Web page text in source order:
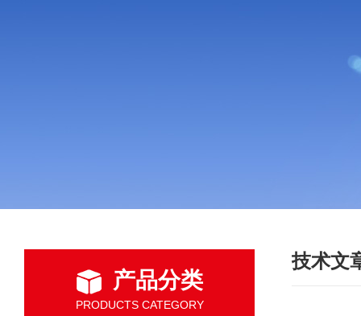
产品分类
PRODUCTS CATEGORY
技术文